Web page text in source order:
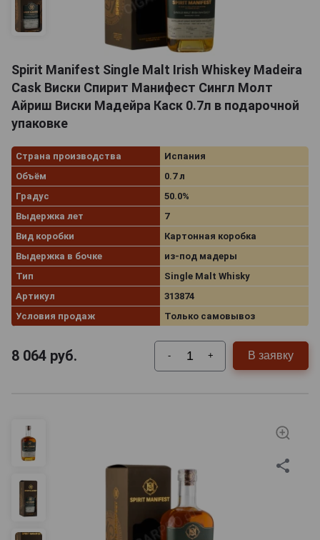
Spirit Manifest Single Malt Irish Whiskey Madeira
Cask Виски Спирит Манифест Сингл Молт
Айриш Виски Мадейра Каск 0.7л в подарочной
упаковке
Страна производства
Испания
Объём
0.7 л
Градус
50.0%
Выдержка лет
7
Вид коробки
Картонная коробка
Выдержка в бочке
из-под мадеры
Тип
Single Malt Whisky
Артикул
313874
Условия продаж
Только самовывоз
8 064 руб. - + В заявку